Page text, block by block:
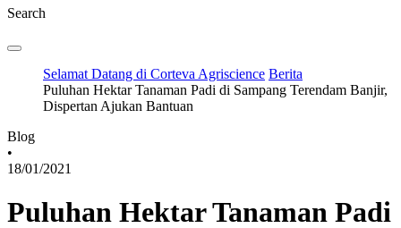
Search
Selamat Datang di Corteva Agriscience Berita
Puluhan Hektar Tanaman Padi di Sampang Terendam Banjir,
Dispertan Ajukan Bantuan
Blog
•
18/01/2021
Puluhan Hektar Tanaman Padi